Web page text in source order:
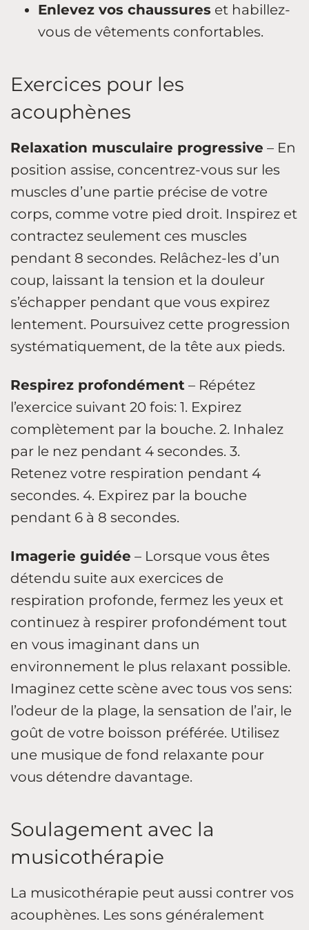
Enlevez vos chaussures et habillez-
vous de vêtements confortables.
Exercices pour les
acouphènes
Relaxation musculaire progressive – En
position assise, concentrez-vous sur les
muscles d’une partie précise de votre
corps, comme votre pied droit. Inspirez et
contractez seulement ces muscles
pendant 8 secondes. Relâchez-les d’un
coup, laissant la tension et la douleur
s’échapper pendant que vous expirez
lentement. Poursuivez cette progression
systématiquement, de la tête aux pieds.
Respirez profondément – Répétez
l’exercice suivant 20 fois: 1. Expirez
complètement par la bouche. 2. Inhalez
par le nez pendant 4 secondes. 3.
Retenez votre respiration pendant 4
secondes. 4. Expirez par la bouche
pendant 6 à 8 secondes.
Imagerie guidée – Lorsque vous êtes
détendu suite aux exercices de
respiration profonde, fermez les yeux et
continuez à respirer profondément tout
en vous imaginant dans un
environnement le plus relaxant possible.
Imaginez cette scène avec tous vos sens:
l’odeur de la plage, la sensation de l’air, le
goût de votre boisson préférée. Utilisez
une musique de fond relaxante pour
vous détendre davantage.
Soulagement avec la
musicothérapie
La musicothérapie peut aussi contrer vos
acouphènes. Les sons généralement